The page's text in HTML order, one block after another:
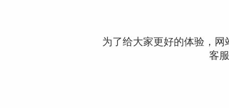
为了给大家更好的体验，
客